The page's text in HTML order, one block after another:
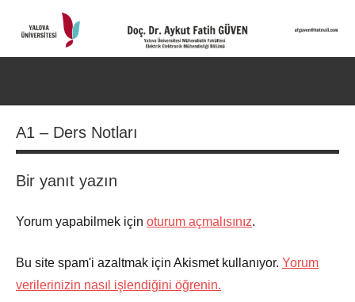
Dr.
Aykut
GÜVEN-
World's
top
2%
Sitesi
aç/
A1 – Ders Notları
Bir yanıt yazın
Yorum yapabilmek için oturum açmalısınız.
Bu site spam'i azaltmak için Akismet kullanıyor. Yorum
verilerinizin nasıl işlendiğini öğrenin.